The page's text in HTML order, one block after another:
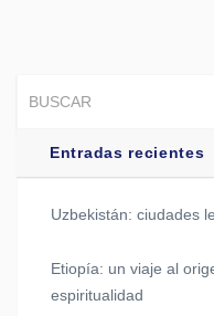
Entradas recientes
Uzbekistán: ciudades
Etiopía: un viaje al
espiritualidad